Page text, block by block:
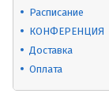
Расписание
КОНФЕРЕНЦИЯ
Доставка
Оплата